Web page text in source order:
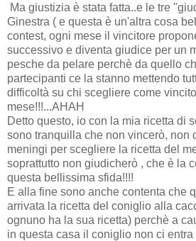
Ma giustizia è stata fatta..e le tre
Ginestra ( e questa è un'altra cosa
contest, ogni mese il vincitore
successivo e diventa giudice per un
pesche da pelare perchè da quello
partecipanti ce la stanno mettendo
difficoltà su chi scegliere come
mese!!!...AHAH
Detto questo, io con la mia ricetta di
sono tranquilla che non vincerò, non
meningi per scegliere la ricetta del
soprattutto non giudicherò , che è la
questa bellissima sfida!!!!
E alla fine sono anche contenta che
arrivata la ricetta del coniglio alla
ognuno ha la sua ricetta) perchè a
in questa casa il coniglio non ci